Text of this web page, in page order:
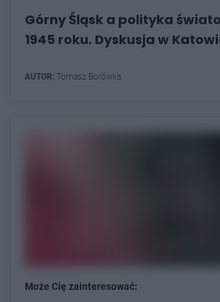
Górny Śląsk a polityka
1945 roku. Dyskusja w
AUTOR: Tomasz Borówka
Może Cię zainteresować: